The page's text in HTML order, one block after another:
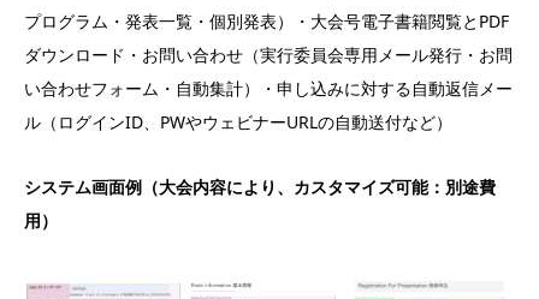
プログラム・発表一覧・個別発表）・大会号電子書籍閲覧とPDF
ダウンロード・お問い合わせ（実行委員会専用メール発行・お問
い合わせフォーム・自動集計）・申し込みに対する自動返信メー
ル（ログインID、PWやウェビナーURLの自動送付など）
システム画面例（大会内容により、カスタマイズ可能：別途費
用）